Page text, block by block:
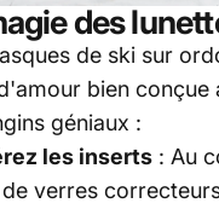
des
de ski sur
bien conçue
géniaux :
les inserts : Au
verres